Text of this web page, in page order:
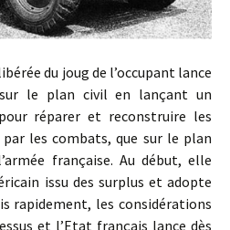
du joug de l’occupant lance
le plan civil en lançant un
réparer et reconstruire les
les combats, que sur le plan
française. Au début, elle
issu des surplus et adopte
rapidement, les considérations
et l’Etat français lance dès